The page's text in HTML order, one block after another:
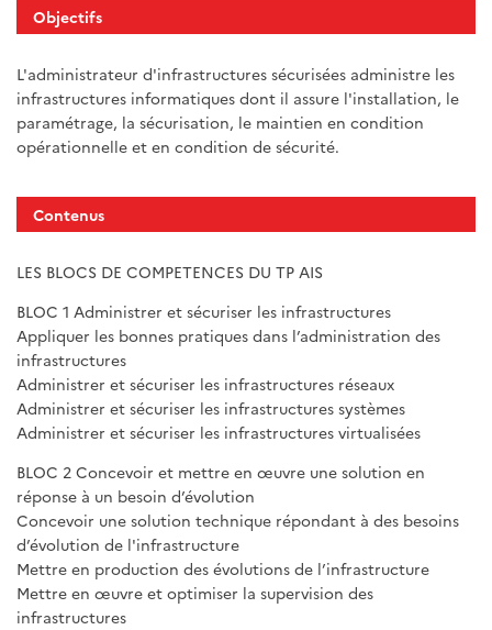
Objectifs
L'administrateur d'infrastructures sécurisées administre les
infrastructures informatiques dont il assure l'installation, le
paramétrage, la sécurisation, le maintien en condition
opérationnelle et en condition de sécurité.
Contenus
LES BLOCS DE COMPETENCES DU TP AIS
BLOC 1 Administrer et sécuriser les infrastructures
Appliquer les bonnes pratiques dans l’administration des
infrastructures
Administrer et sécuriser les infrastructures réseaux
Administrer et sécuriser les infrastructures systèmes
Administrer et sécuriser les infrastructures virtualisées
BLOC 2 Concevoir et mettre en œuvre une solution en
réponse à un besoin d’évolution
Concevoir une solution technique répondant à des besoins
d’évolution de l'infrastructure
Mettre en production des évolutions de l’infrastructure
Mettre en œuvre et optimiser la supervision des
infrastructures